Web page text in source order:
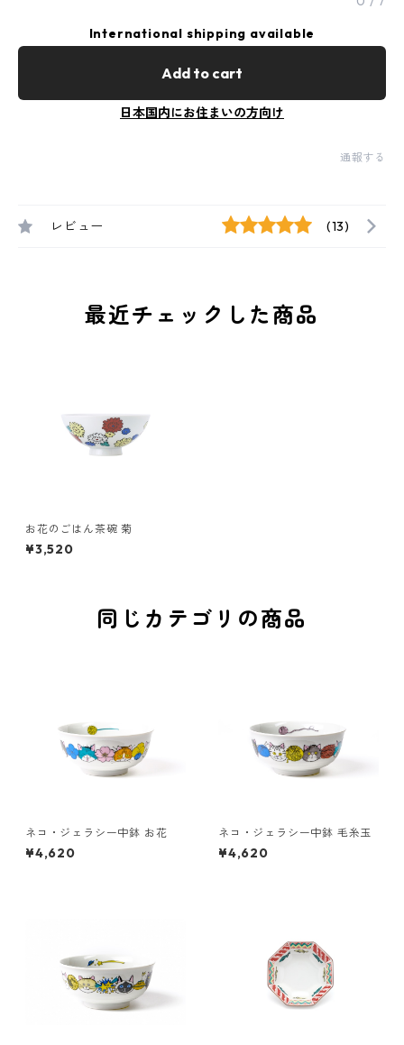
International shipping available
Add to cart
日本国内にお住まいの方向け
通報する
レビュー (13)
最近チェックした商品
お花のごはん茶碗 菊
¥3,520
同じカテゴリの商品
ネコ・ジェラシー中鉢 お花
¥4,620
ネコ・ジェラシー中鉢 毛糸玉
¥4,620